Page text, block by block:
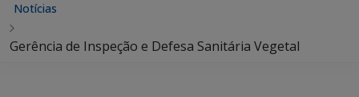
Notícias
Gerência de Inspeção e Defesa Sanitária Vegetal